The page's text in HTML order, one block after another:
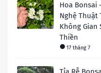
Hoa Bonsai
Nghệ Thuật
Không Gian
Thiền
17 tháng 7